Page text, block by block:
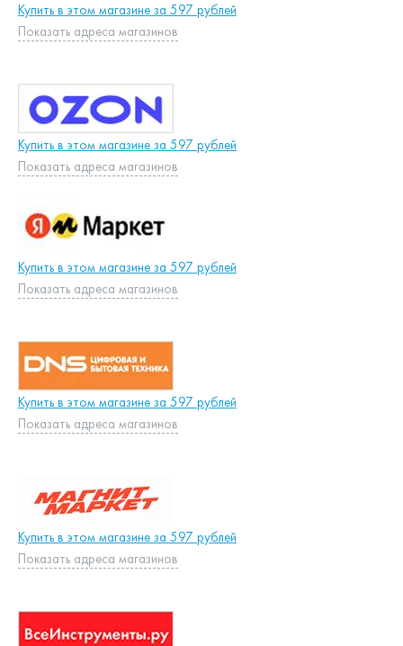
Купить в этом магазине за 597 рублей
Показать адреса магазинов
Купить в этом магазине за 597 рублей
Показать адреса магазинов
Купить в этом магазине за 597 рублей
Показать адреса магазинов
Купить в этом магазине за 597 рублей
Показать адреса магазинов
Купить в этом магазине за 597 рублей
Показать адреса магазинов